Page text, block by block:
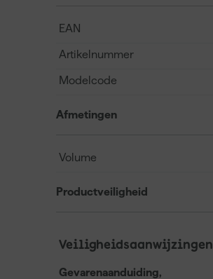
EAN
Artikelnummer
Modelcode
Afmetingen
Volume
Productveiligheid
Veiligheidsaanwijzingen
Gevarenaanduiding,